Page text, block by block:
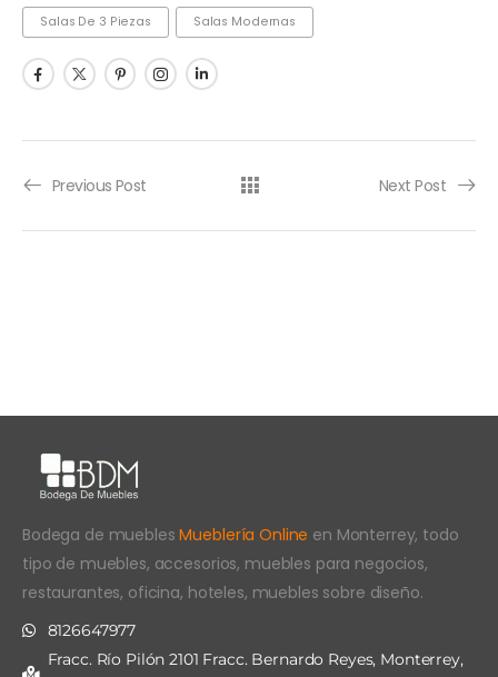
Salas De 3 Piezas Salas Modernas
Previous Post Next Post
Bodega de mueblesMueblería Online en Monterrey, todo
tipo de muebles, accesorios, muebles para negocios,
restaurantes, oficina, hoteles, muebles sobre diseño.
8126647977
Fracc. Río Pilón 2101 Fracc. Bernardo Reyes, Monterrey,